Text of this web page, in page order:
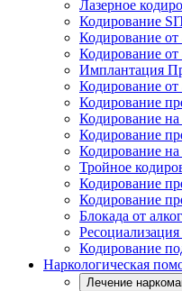
Лазерное
Кодирование
Кодирование от
Кодирование от
Имплантация
Кодирование от
Кодирование
Кодирование на
Кодирование
Кодирование на
Тройное
Кодирование
Кодирование
Блокада от
Кодирование
Наркологическая
Лечение